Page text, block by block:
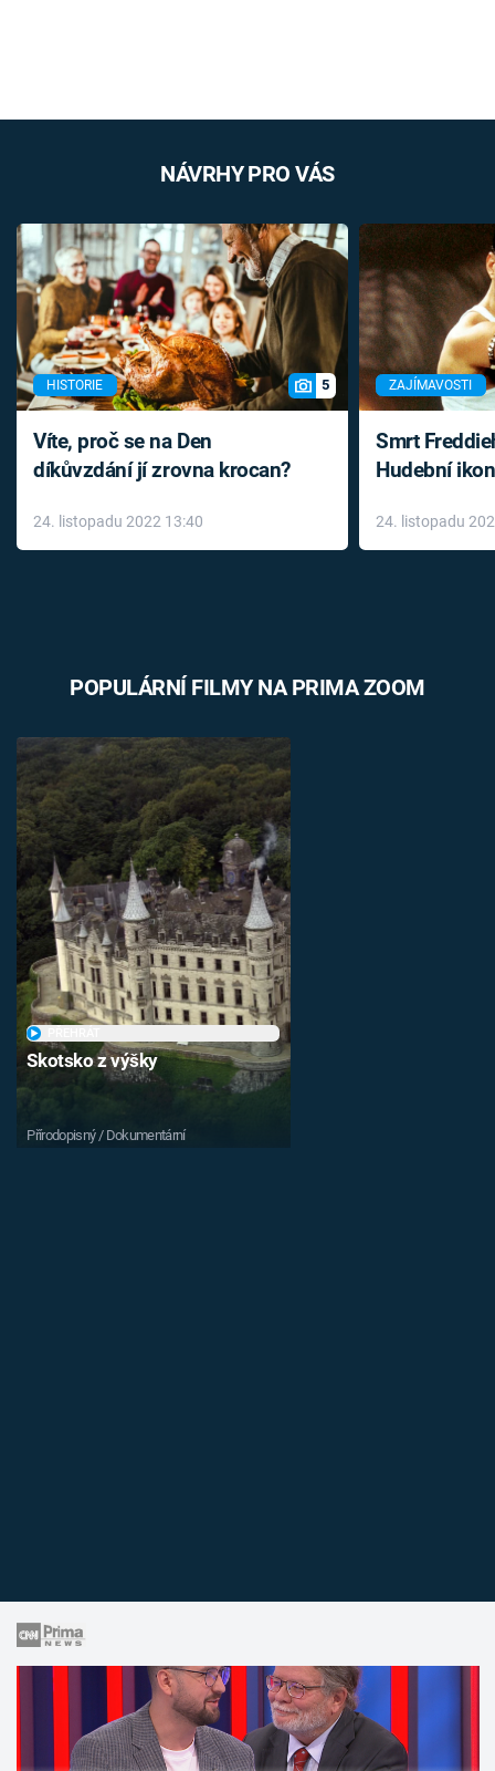
NÁVRHY PRO VÁS
HISTORIE 5
Víte, proč se na Den
díkůvzdání jí zrovna krocan?
24. listopadu 2022 13:40
ZAJÍMAVOSTI
Smrt
Hudební
léky
24. listopadu
POPULÁRNÍ FILMY NA PRIMA ZOOM
Skotsko z výšky
Přírodopisný / Dokumentární